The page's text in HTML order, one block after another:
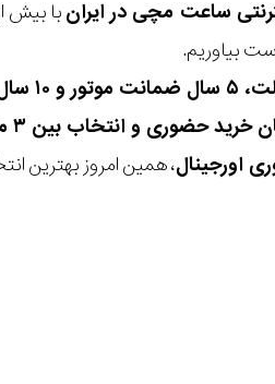
ساعت مچی در ایران
بیاوریم.
باتری
، همین امروز بهترین